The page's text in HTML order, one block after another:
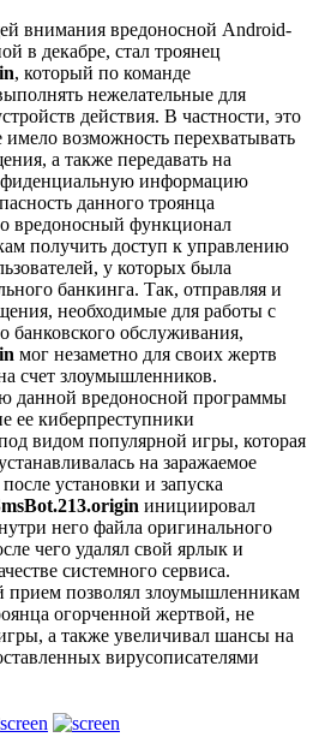
внимания вредоносной Android-
в декабре, стал троянец
, который по команде
нежелательные для
действия. В частности, это
возможность перехватывать
а также передавать на
информацию
данного троянца
вредоносный функционал
получить доступ к управлению
у которых была
банкинга. Так, отправляя и
необходимые для работы с
банковского обслуживания,
мог незаметно для своих жертв
счет злоумышленников.
данной вредоносной программы
ее киберпреступники
видом популярной игры, которая
на заражаемое
установки и запуска
инициировал
него файла оригинального
чего удалял свой ярлык и
системного сервиса.
позволял злоумышленникам
огорченной жертвой, не
а также увеличивал шансы на
вирусописателями